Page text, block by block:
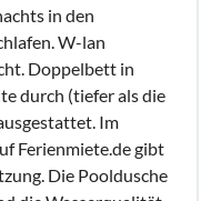
in den
W-lan
Doppelbett in
durch (tiefer als die
Im
Ferienmiete.de gibt
Die Pooldusche